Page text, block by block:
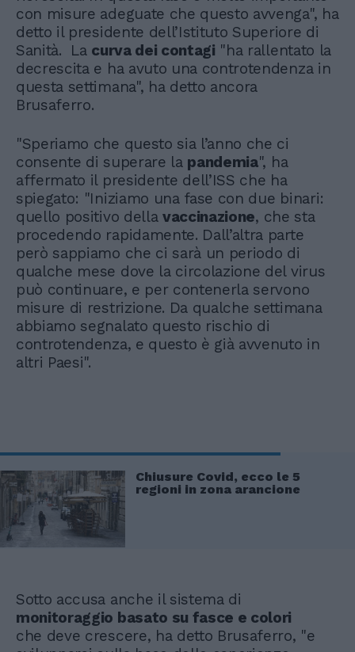
con misure adeguate che questo avvenga", ha
detto il presidente dell’Istituto Superiore di
Sanità. La curva dei contagi "ha rallentato la
decrescita e ha avuto una controtendenza in
questa settimana", ha detto ancora
Brusaferro.
"Speriamo che questo sia l’anno che ci
consente di superare la pandemia", ha
affermato il presidente dell’ISS che ha
spiegato: "Iniziamo una fase con due binari:
quello positivo della vaccinazione, che sta
procedendo rapidamente. Dall’altra parte
però sappiamo che ci sarà un periodo di
qualche mese dove la circolazione del virus
può continuare, e per contenerla servono
misure di restrizione. Da qualche settimana
abbiamo segnalato questo rischio di
controtendenza, e questo è già avvenuto in
altri Paesi".
Chiusure Covid, ecco le 5
regioni in zona arancione
Sotto accusa anche il sistema di
monitoraggio basato su fasce e colori
che deve crescere, ha detto Brusaferro, "e